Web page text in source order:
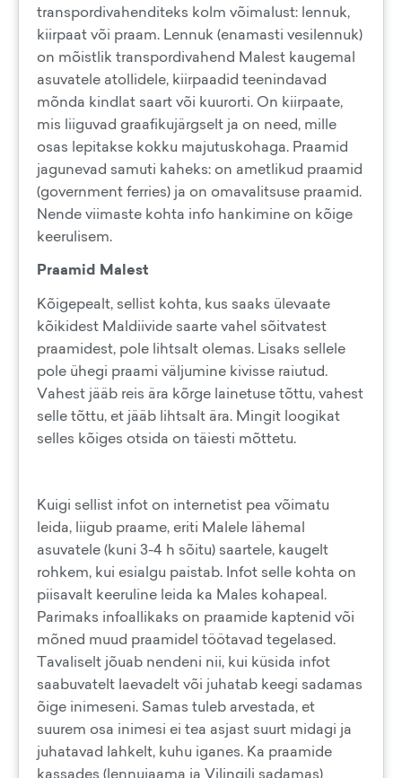
transpordivahenditeks kolm võimalust: lennuk,
kiirpaat või praam. Lennuk (enamasti vesilennuk)
on mõistlik transpordivahend Malest kaugemal
asuvatele atollidele, kiirpaadid teenindavad
mõnda kindlat saart või kuurorti. On kiirpaate,
mis liiguvad graafikujärgselt ja on need, mille
osas lepitakse kokku majutuskohaga. Praamid
jagunevad samuti kaheks: on ametlikud praamid
(government ferries) ja on omavalitsuse praamid.
Nende viimaste kohta info hankimine on kõige
keerulisem.
Praamid Malest
Kõigepealt, sellist kohta, kus saaks ülevaate
kõikidest Maldiivide saarte vahel sõitvatest
praamidest, pole lihtsalt olemas. Lisaks sellele
pole ühegi praami väljumine kivisse raiutud.
Vahest jääb reis ära kõrge lainetuse tõttu, vahest
selle tõttu, et jääb lihtsalt ära. Mingit loogikat
selles kõiges otsida on täiesti mõttetu.
Kuigi sellist infot on internetist pea võimatu
leida, liigub praame, eriti Malele lähemal
asuvatele (kuni 3-4 h sõitu) saartele, kaugelt
rohkem, kui esialgu paistab. Infot selle kohta on
piisavalt keeruline leida ka Males kohapeal.
Parimaks infoallikaks on praamide kaptenid või
mõned muud praamidel töötavad tegelased.
Tavaliselt jõuab nendeni nii, kui küsida infot
saabuvatelt laevadelt või juhatab keegi sadamas
õige inimeseni. Samas tuleb arvestada, et
suurem osa inimesi ei tea asjast suurt midagi ja
juhatavad lahkelt, kuhu iganes. Ka praamide
kassades (lennujaama ja Vilingili sadamas)